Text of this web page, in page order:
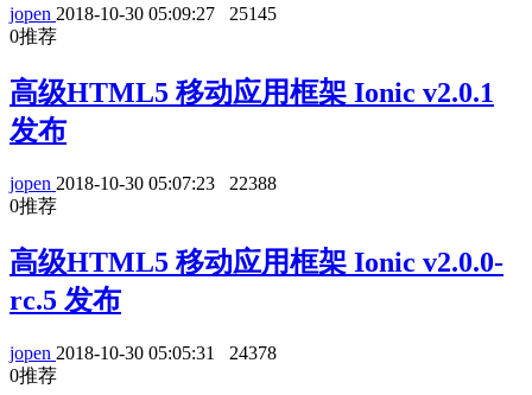
jopen 2018-10-30 05:09:27
25145
0推荐
高级HTML5 移动应用框架 Ionic v2.0.1
发布
jopen 2018-10-30 05:07:23
22388
0推荐
高级HTML5 移动应用框架 Ionic v2.0.0-
rc.5 发布
jopen 2018-10-30 05:05:31
24378
0推荐